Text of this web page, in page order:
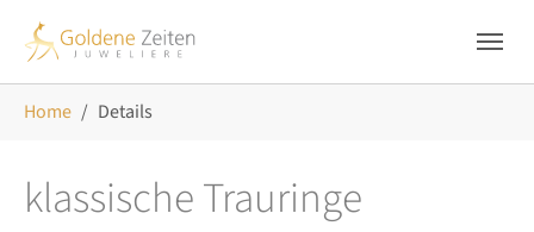
Home Details
klassische Trauringe